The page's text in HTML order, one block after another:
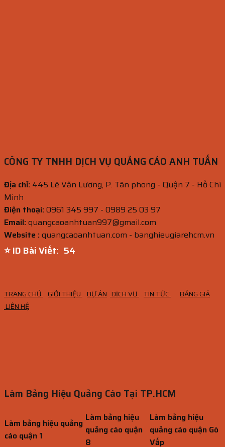
CÔNG TY TNHH DỊCH VỤ QUẢNG CÁO ANH TUẤN
Địa chỉ: 445 Lê Văn Lương, P. Tân phong - Quận 7 - Hồ Chí
Minh
Điện thoại:0961 345 997 - 0989 25 03 97
Email:quangcaoanhtuan997@gmail.com
Website :quangcaoanhtuan.com - banghieugiarehcm.vn
⭐ ID Bài Viết: 53
TRANG CHỦ GIỚI THIỆU DỰ ÁN DỊCH VỤ TIN TỨC
BẢNG GIÁ
LIÊN HỆ
Làm Bảng Hiệu Quảng Cáo Tại TP.HCM
Làm bảng hiệu quảng
cáo quận 1
Làm bảng hiệu
quảng cáo quận
8
Làm bảng hiệu
quảng cáo quận Gò
Vấp